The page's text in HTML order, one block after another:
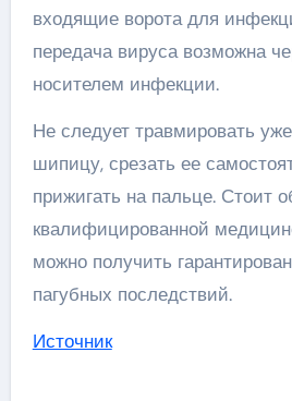
входящие ворота для
передача вируса возможна
носителем инфекции.
Не следует травмировать
шипицу, срезать ее
прижигать на пальце. Стоит
квалифицированной
можно получить
пагубных последствий.
Источник